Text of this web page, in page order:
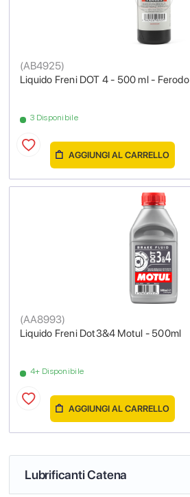
Liquido Freni DOT 4 - 500 ml - Ferodo
(AB4925)
3 Disponibile
AGGIUNGI AL CARRELLO
Liquido Freni Dot3&4 Motul - 500ml
(AA8993)
4+ Disponibile
AGGIUNGI AL CARRELLO
Lubrificanti Catena